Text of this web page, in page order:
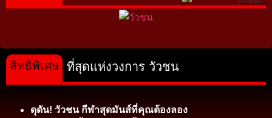
ที่สุดแห่งวงการ วัวชน
ดุดัน! วัวชน กีฬาสุดมันส์ที่คุณต้องลอง
สิทธิพิเศษ